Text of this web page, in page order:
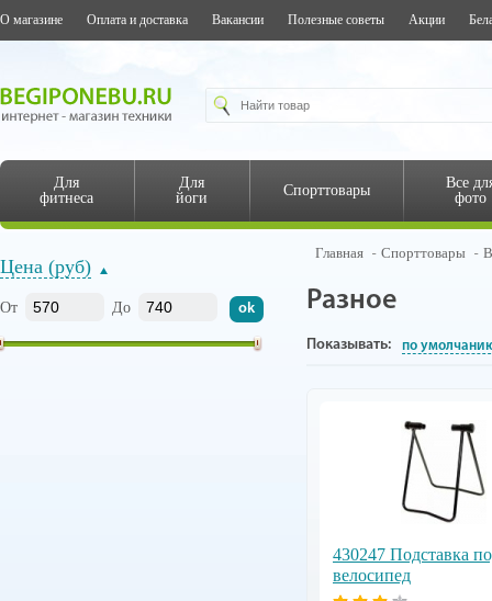
О магазине Оплата и доставка Вакансии Полезные советы Акции
Для
фитнеса
Для
йоги
Спорттовары
Все
фото
Цена (руб)
От До
Главная Спорттовары
Разное
Показывать: по
430247 Подставка
велосипед